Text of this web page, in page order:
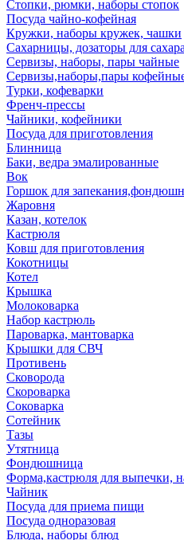
Стопки, рюмки, наборы стопок
Посуда чайно-кофейная
Кружки, наборы кружек, чашки
Сахарницы, дозаторы для сахара
Сервизы, наборы, пары чайные
Сервизы,наборы,пары
Турки, кофеварки
Френч-прессы
Чайники, кофейники
Посуда для приготовления
Блинница
Баки, ведра эмалированные
Вок
Горшок для
Жаровня
Казан, котелок
Кастрюля
Ковш для приготовления
Кокотницы
Котел
Крышка
Молоковарка
Набор кастрюль
Пароварка, мантоварка
Крышки для СВЧ
Противень
Сковорода
Скороварка
Соковарка
Сотейник
Тазы
Утятница
Фондюшница
Форма,кастрюля для выпечки,
Чайник
Посуда для приема пищи
Посуда одноразовая
Блюда, наборы блюд